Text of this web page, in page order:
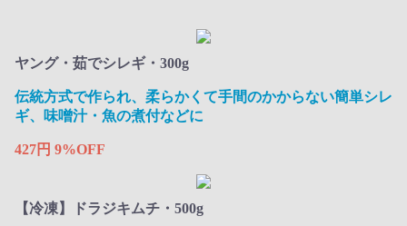
ヤング・茹でシレギ・300g
伝統方式で作られ、柔らかくて手間のかからない簡単シレ
ギ、味噌汁・魚の煮付などに
427円 9%OFF
【冷凍】ドラジキムチ・500g